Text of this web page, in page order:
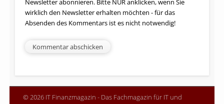
Newsletter abonnieren. Bitte NUR anklicken, wenn Sie
wirklich den Newsletter erhalten möchten - für das
Absenden des Kommentars ist es nicht notwendig!
© 2026 IT Finanzmagazin - Das Fachmagazin für IT und